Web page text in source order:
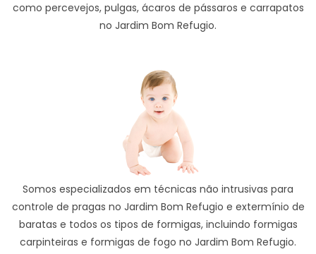
como percevejos, pulgas, ácaros de pássaros e carrapatos
no Jardim Bom Refugio.
Somos especializados em técnicas não intrusivas para
controle de pragas no Jardim Bom Refugio e extermínio de
baratas e todos os tipos de formigas, incluindo formigas
carpinteiras e formigas de fogo no Jardim Bom Refugio.